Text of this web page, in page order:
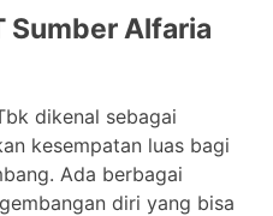
Sumber Alfaria
dikenal sebagai
kesempatan luas bagi
Ada berbagai
diri yang bisa